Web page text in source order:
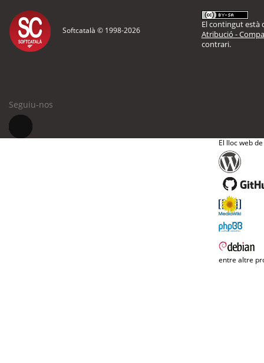
Softcatalà © 1998-2026
El contingut està
Atribució -
contrari.
Seguiu-nos
El lloc web
entre altre